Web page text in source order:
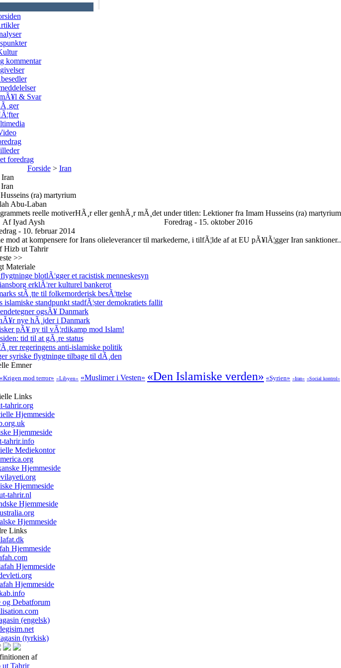
kommentar
& Svar
foredrag
Forside> Iran
Iran
Iran
(ra) martyrium
Abu-Laban
HÃ¸r eller genhÃ¸r mÃ¸det under titlen: Lektioner fra Imam Husseins (ra) martyrium
Foredrag - 15. oktober 2016
reelle motiver
Af Iyad Aysh
- 10. februar 2014
at kompensere for Irans olieleverancer til markederne, i tilfÃ¦lde af at EU pÃ¥lÃ¦gger Iran sanktioner..
Hizb ut Tahrir
>>
Materiale
blotlÃ¦gger et racistisk menneskesyn
erklÃ¦rer kulturel bankerot
stÃ¸tte til folkemorderisk besÃ¦ttelse
standpunkt stadfÃ¦ster demokratiets fallit
ogsÃ¥ Danmark
nye hÃ¸jder i Danmark
pÃ¥ ny til vÃ¦rdikamp mod Islam!
tid til at gÃ¸re status
regeringens anti-islamiske politik
syriske flygtninge tilbage til dÃ¸den
Emner
«Krigen mod terror» «Libyen» «Muslimer i Vesten» «Den Islamiske verden» «Syrien» «Iran» «Social kontrol»
Links
tahrir.org
Hjemmeside
Hjemmeside
tahrir.info
Mediekontor
Hjemmeside
Hjemmeside
tahrir.nl
Hjemmeside
Hjemmeside
Links
Hjemmeside
Hjemmeside
Hjemmeside
og Debatforum
(engelsk)
(tyrkisk)
af
ut Tahrir